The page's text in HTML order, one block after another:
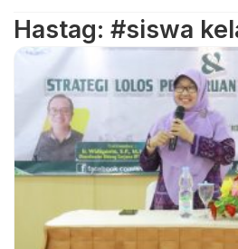
Hastag: #siswa